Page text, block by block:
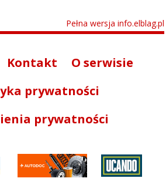
Pełna wersja info.elblag.pl
Kontakt
O serwisie
prywatności
prywatności